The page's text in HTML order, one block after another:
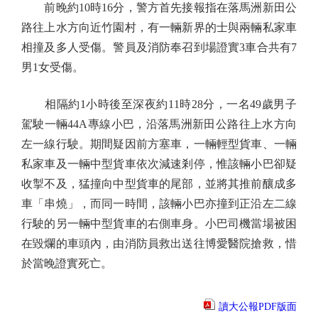
前晚約10時16分，警方首先接報指在落馬洲新田公
路往上水方向近竹園村，有一輛新界的士與兩輛私家車
相撞及多人受傷。警員及消防奉召到場證實3車合共有7
男1女受傷。
相隔約1小時後至深夜約11時28分，一名49歲男子
駕駛一輛44A專線小巴，沿落馬洲新田公路往上水方向
左一線行駛。期間疑因前方塞車，一輛輕型貨車、一輛
私家車及一輛中型貨車依次減速剎停，惟該輛小巴卻疑
收掣不及，猛撞向中型貨車的尾部，並將其推前釀成多
車「串燒」，而同一時間，該輛小巴亦撞到正沿左二線
行駛的另一輛中型貨車的右側車身。小巴司機當場被困
在毀爛的車頭內，由消防員救出送往博愛醫院搶救，惜
於當晚證實死亡。
讀大公報PDF版面